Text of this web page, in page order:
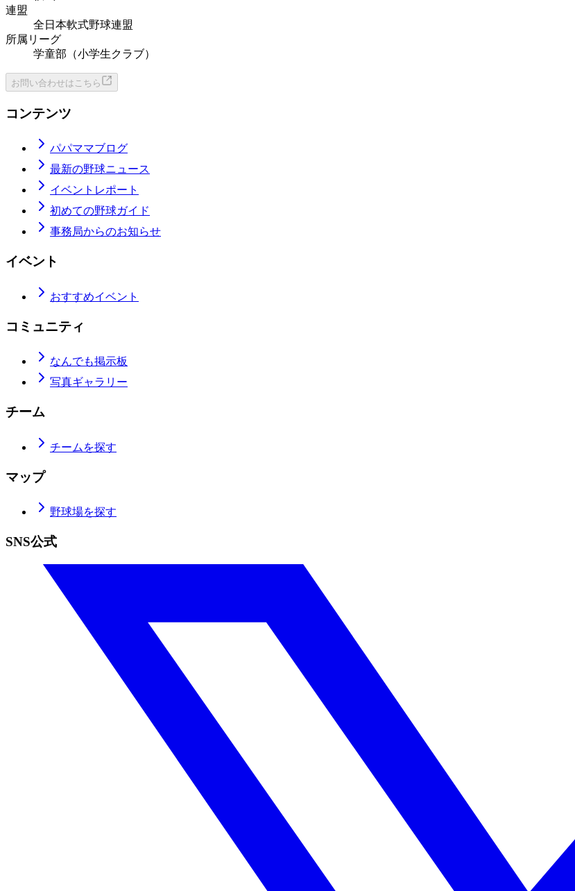
連盟
全日本軟式野球連盟
所属リーグ
学童部（小学生クラブ）
お問い合わせはこちら
コンテンツ
パパママブログ
最新の野球ニュース
イベントレポート
初めての野球ガイド
事務局からのお知らせ
イベント
おすすめイベント
コミュニティ
なんでも掲示板
写真ギャラリー
チーム
チームを探す
マップ
野球場を探す
SNS公式